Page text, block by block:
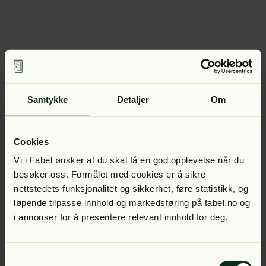
Samtykke Detaljer Om
Cookies
Vi i Fabel ønsker at du skal få en god opplevelse når du
besøker oss. Formålet med cookies er å sikre
nettstedets funksjonalitet og sikkerhet, føre statistikk, og
løpende tilpasse innhold og markedsføring på fabel.no og
i annonser for å presentere relevant innhold for deg.